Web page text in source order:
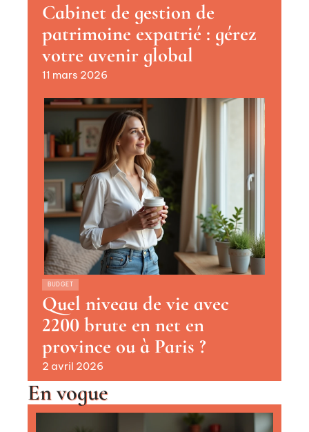
Cabinet de gestion de
patrimoine expatrié : gérez
votre avenir global
11 mars 2026
BUDGET
Quel niveau de vie avec
2200 brute en net en
province ou à Paris ?
2 avril 2026
En vogue